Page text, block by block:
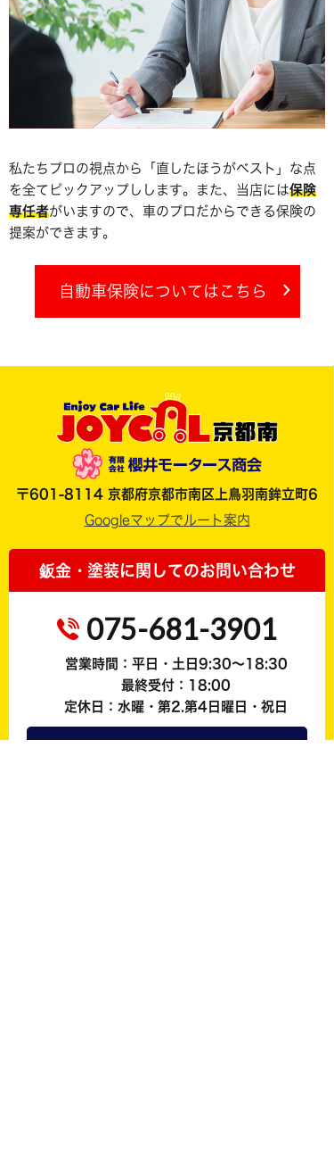
私たちプロの視点から「直したほうがベスト」な点
を全てピックアップしします。また、当店には保険
専任者がいますので、車のプロだからできる保険の
提案ができます。
自動車保険についてはこちら
〒601-8114 京都府京都市南区上鳥羽南鉾立町6
Googleマップでルート案内
鈑金・塗装に関してのお問い合わせ
075-681-3901
営業時間：平日・土日9:30～18:30
最終受付：18:00
定休日：水曜・第2.第4日曜日・祝日